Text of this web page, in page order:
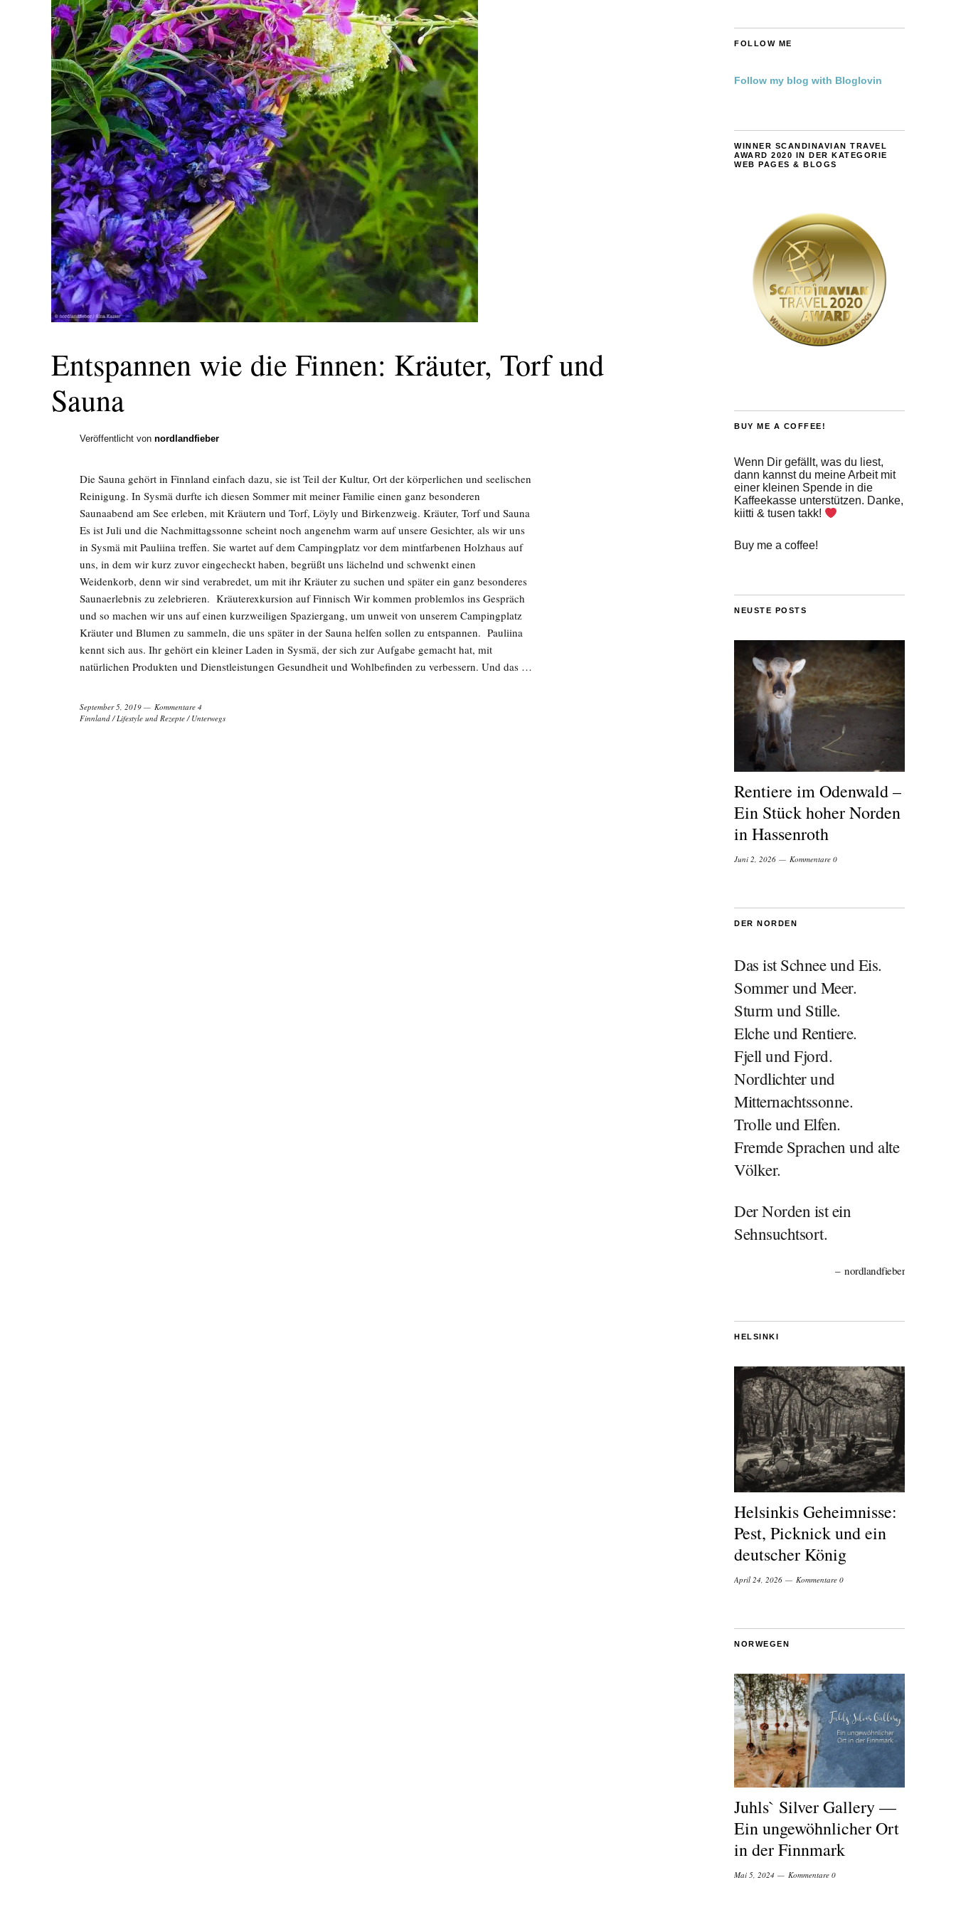
Entspannen wie die Finnen: Kräuter, Torf und
Sauna
Veröffentlicht von nordlandfieber
Die Sauna gehört in Finnland einfach dazu, sie ist Teil der Kultur, Ort der körperlichen und seelischen
Reinigung. In Sysmä durfte ich diesen Sommer mit meiner Familie einen ganz besonderen
Saunaabend am See erleben, mit Kräutern und Torf, Löyly und Birkenzweig. Kräuter, Torf und Sauna
Es ist Juli und die Nachmittagssonne scheint noch angenehm warm auf unsere Gesichter, als wir uns
in Sysmä mit Pauliina treffen. Sie wartet auf dem Campingplatz vor dem mintfarbenen Holzhaus auf
uns, in dem wir kurz zuvor eingecheckt haben, begrüßt uns lächelnd und schwenkt einen
Weidenkorb, denn wir sind verabredet, um mit ihr Kräuter zu suchen und später ein ganz besonderes
Saunaerlebnis zu zelebrieren. Kräuterexkursion auf Finnisch Wir kommen problemlos ins Gespräch
und so machen wir uns auf einen kurzweiligen Spaziergang, um unweit von unserem Campingplatz
Kräuter und Blumen zu sammeln, die uns später in der Sauna helfen sollen zu entspannen. Pauliina
kennt sich aus. Ihr gehört ein kleiner Laden in Sysmä, der sich zur Aufgabe gemacht hat, mit
natürlichen Produkten und Dienstleistungen Gesundheit und Wohlbefinden zu verbessern. Und das …
September 5, 2019
Kommentare 4
Finnland/Lifestyle und Rezepte/ Unterwegs
FOLLOW ME
Follow my blog with Bloglovin
WINNER SCANDINAVIAN TRAVEL
AWARD 2020 IN DER KATEGORIE
WEB PAGES & BLOGS
BUY ME A COFFEE!
Wenn Dir gefällt, was du liest,
dann kannst du meine Arbeit mit
einer kleinen Spende in die
Kaffeekasse unterstützen. Danke,
kiitti & tusen takk!
Buy me a coffee!
NEUSTE POSTS
Rentiere im Odenwald –
Ein Stück hoher Norden
in Hassenroth
Juni 2, 2026 Kommentare 0
DER NORDEN
Das ist Schnee und Eis.
Sommer und Meer.
Sturm und Stille.
Elche und Rentiere.
Fjell und Fjord.
Nordlichter und
Mitternachtssonne.
Trolle und Elfen.
Fremde Sprachen und alte
Völker.
Der Norden ist ein
Sehnsuchtsort.
nordlandfieber
HELSINKI
Helsinkis Geheimnisse:
Pest, Picknick und ein
deutscher König
April 24, 2026 Kommentare 0
NORWEGEN
Juhls` Silver Gallery —
Ein ungewöhnlicher Ort
in der Finnmark
Mai 5, 2024 Kommentare 0